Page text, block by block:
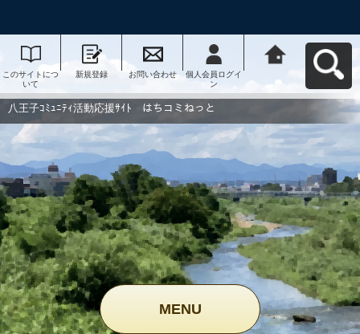
このサイトにつ
いて
新規登録 お問い合わせ
個人会員ログイ
ン
動応援ｻｲﾄ はち
コミねっとへ戻
八王子ｺﾐｭﾆﾃｨ活動応援ｻｲﾄ はちコミねっと
MENU